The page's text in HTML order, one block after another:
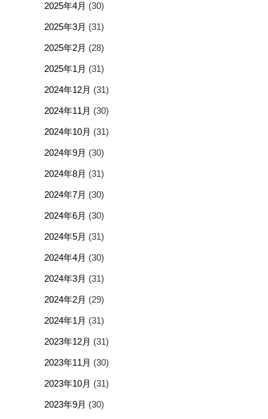
2025年4月 (30)
2025年3月 (31)
2025年2月 (28)
2025年1月 (31)
2024年12月 (31)
2024年11月 (30)
2024年10月 (31)
2024年9月 (30)
2024年8月 (31)
2024年7月 (30)
2024年6月 (30)
2024年5月 (31)
2024年4月 (30)
2024年3月 (31)
2024年2月 (29)
2024年1月 (31)
2023年12月 (31)
2023年11月 (30)
2023年10月 (31)
2023年9月 (30)